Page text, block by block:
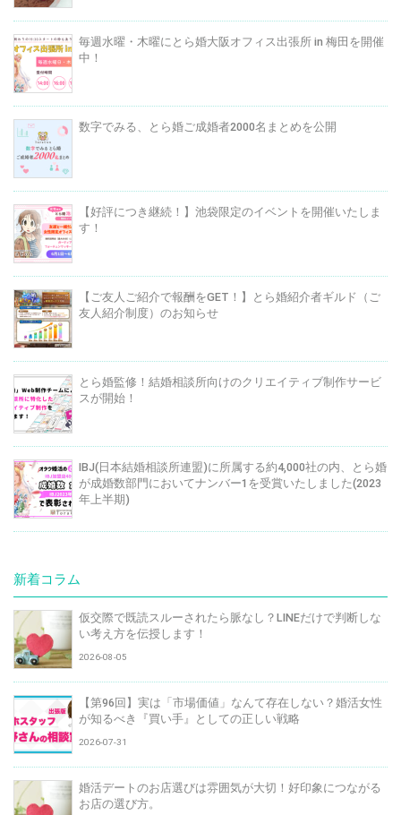
毎週水曜・木曜にとら婚大阪オフィス出張所 in 梅田を開催
中！
数字でみる、とら婚ご成婚者2000名まとめを公開
【好評につき継続！】池袋限定のイベントを開催いたしま
す！
【ご友人ご紹介で報酬をGET！】とら婚紹介者ギルド（ご
友人紹介制度）のお知らせ
とら婚監修！結婚相談所向けのクリエイティブ制作サービ
スが開始！
IBJ(日本結婚相談所連盟)に所属する約4,000社の内、とら婚
が成婚数部門においてナンバー1を受賞いたしました(2023
年上半期)
新着コラム
仮交際で既読スルーされたら脈なし？LINEだけで判断しな
い考え方を伝授します！
2026-08-05
【第96回】実は「市場価値」なんて存在しない？婚活女性
が知るべき『買い手』としての正しい戦略
2026-07-31
婚活デートのお店選びは雰囲気が大切！好印象につながる
お店の選び方。